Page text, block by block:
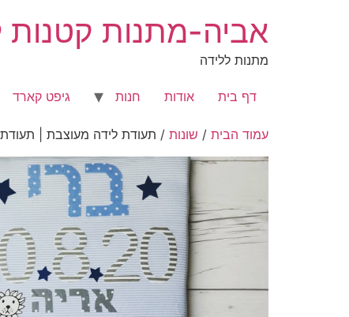
אביה-מתנות קטנות
מתנות ללידה
דף בית אודות חנות גיפט קארד
עמוד הבית / שונות / תעודת לידה מעוצבת |